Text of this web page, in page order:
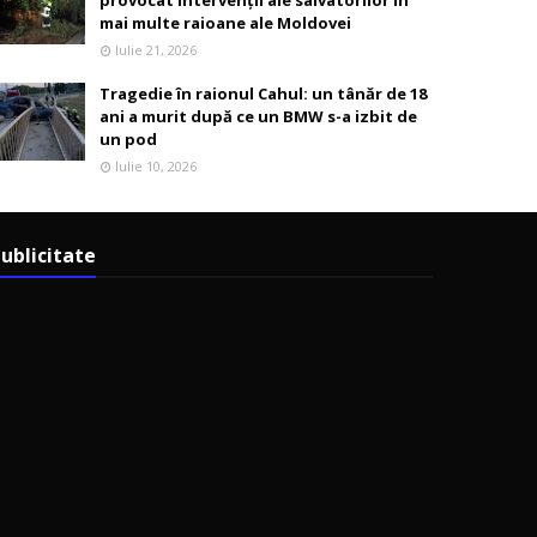
mai multe raioane ale Moldovei
Iulie 21, 2026
Tragedie în raionul Cahul: un tânăr de 18
ani a murit după ce un BMW s-a izbit de
un pod
Iulie 10, 2026